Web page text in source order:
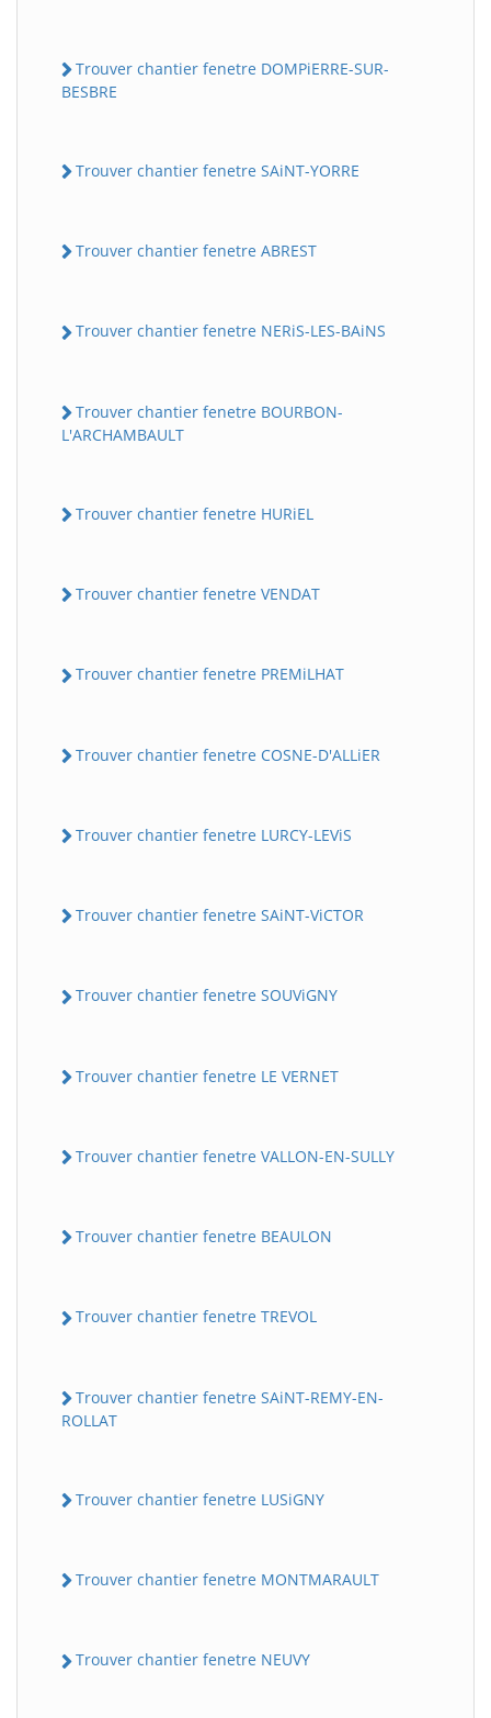
Trouver chantier fenetre DOMPiERRE-SUR-
BESBRE
Trouver chantier fenetre SAiNT-YORRE
Trouver chantier fenetre ABREST
Trouver chantier fenetre NERiS-LES-BAiNS
Trouver chantier fenetre BOURBON-
L'ARCHAMBAULT
Trouver chantier fenetre HURiEL
Trouver chantier fenetre VENDAT
Trouver chantier fenetre PREMiLHAT
Trouver chantier fenetre COSNE-D'ALLiER
Trouver chantier fenetre LURCY-LEViS
Trouver chantier fenetre SAiNT-ViCTOR
Trouver chantier fenetre SOUViGNY
Trouver chantier fenetre LE VERNET
Trouver chantier fenetre VALLON-EN-SULLY
Trouver chantier fenetre BEAULON
Trouver chantier fenetre TREVOL
Trouver chantier fenetre SAiNT-REMY-EN-
ROLLAT
Trouver chantier fenetre LUSiGNY
Trouver chantier fenetre MONTMARAULT
Trouver chantier fenetre NEUVY